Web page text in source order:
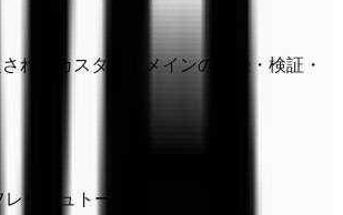
れたカスタムドメインの登録・検証・
ッシュトークン